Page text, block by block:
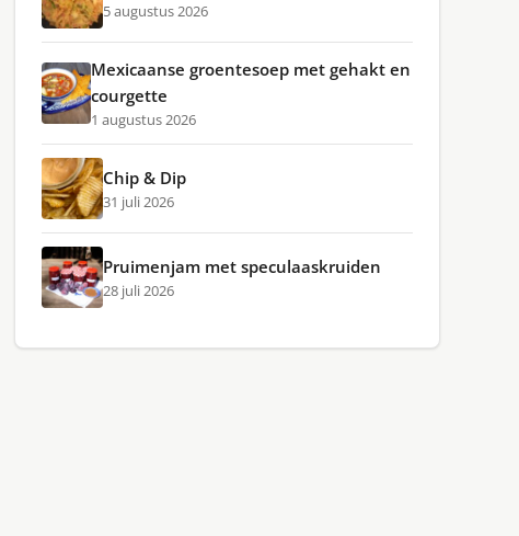
5 augustus 2026
Mexicaanse groentesoep met gehakt en
courgette
1 augustus 2026
Chip & Dip
31 juli 2026
Pruimenjam met speculaaskruiden
28 juli 2026